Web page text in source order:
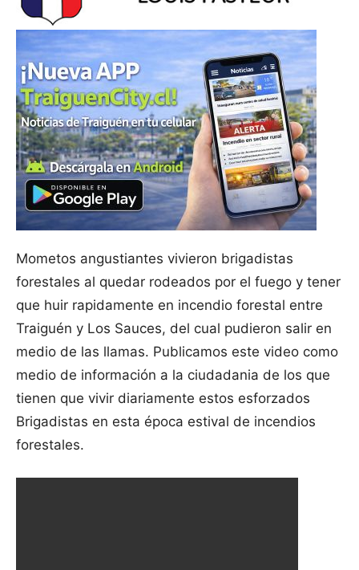
Mometos angustiantes vivieron brigadistas
forestales al quedar rodeados por el fuego y tener
que huir rapidamente en incendio forestal entre
Traiguén y Los Sauces, del cual pudieron salir en
medio de las llamas. Publicamos este video como
medio de información a la ciudadania de los que
tienen que vivir diariamente estos esforzados
Brigadistas en esta época estival de incendios
forestales.